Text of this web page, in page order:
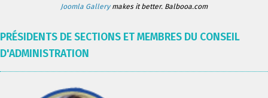
Joomla Gallerymakes it better. Balbooa.com
PRÉSIDENTS DE SECTIONS ET MEMBRES DU CONSEIL
D'ADMINISTRATION